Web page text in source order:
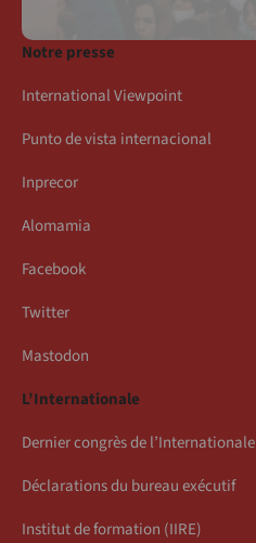
Notre presse
International Viewpoint
Punto de vista internacional
Inprecor
Alomamia
Facebook
Twitter
Mastodon
L’Internationale
Dernier congrès de l’Internationale
Déclarations du bureau exécutif
Institut de formation (IIRE)